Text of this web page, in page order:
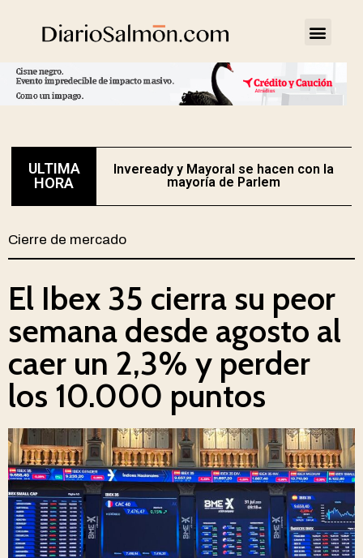
ULTIMA
HORA
Inveready y Mayoral se hacen con la
mayoría de Parlem
Cierre de mercado
El Ibex 35 cierra su peor
semana desde agosto al
caer un 2,3% y perder
los 10.000 puntos